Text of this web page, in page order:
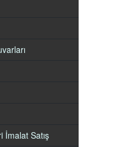
İmalat Satış